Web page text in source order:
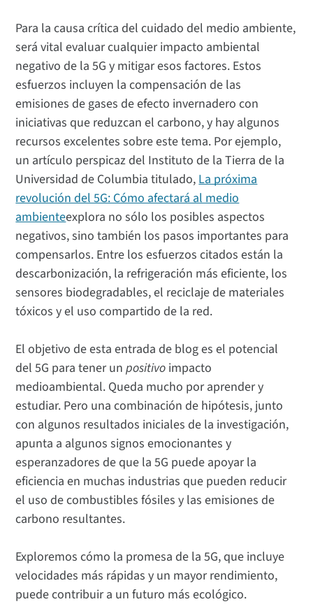
Para la causa crítica del cuidado del medio ambiente,
será vital evaluar cualquier impacto ambiental
negativo de la 5G y mitigar esos factores. Estos
esfuerzos incluyen la compensación de las
emisiones de gases de efecto invernadero con
iniciativas que reduzcan el carbono, y hay algunos
recursos excelentes sobre este tema. Por ejemplo,
un artículo perspicaz del Instituto de la Tierra de la
Universidad de Columbia titulado, La próxima
revolución del 5G: Cómo afectará al medio
ambienteexplora no sólo los posibles aspectos
negativos, sino también los pasos importantes para
compensarlos. Entre los esfuerzos citados están la
descarbonización, la refrigeración más eficiente, los
sensores biodegradables, el reciclaje de materiales
tóxicos y el uso compartido de la red.
El objetivo de esta entrada de blog es el potencial
del 5G para tener unpositivo impacto
medioambiental. Queda mucho por aprender y
estudiar. Pero una combinación de hipótesis, junto
con algunos resultados iniciales de la investigación,
apunta a algunos signos emocionantes y
esperanzadores de que la 5G puede apoyar la
eficiencia en muchas industrias que pueden reducir
el uso de combustibles fósiles y las emisiones de
carbono resultantes.
Exploremos cómo la promesa de la 5G, que incluye
velocidades más rápidas y un mayor rendimiento,
puede contribuir a un futuro más ecológico.